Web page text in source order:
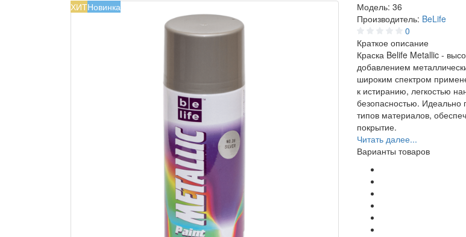
ХИТНовинка Модель: 36
Производитель: BeLife
0
Краткое описание
Краска Belife Metallic -
добавлением
широким спектром
к истиранию, легкостью
безопасностью. Идеально
типов материалов,
покрытие.
Читать далее...
Варианты товаров